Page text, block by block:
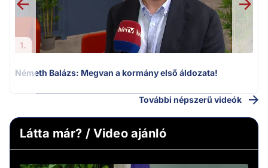
1.
Németh Balázs: Megvan a kormány első áldozata!
További népszerű videók
Látta már? / Video ajánló